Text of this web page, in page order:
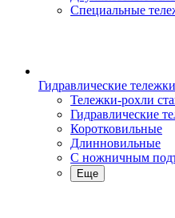
Специальные
Гидравлические тележки
Тележки-рохли
Гидравлические
Коротковильные
Длинновильные
С ножничным
Еще